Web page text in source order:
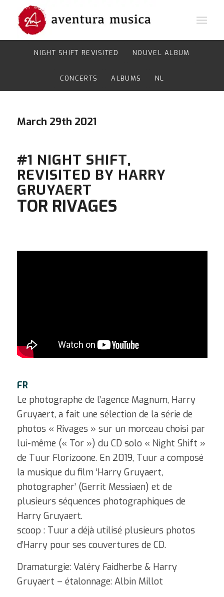
NIGHT SHIFT REVISITED NOUVEL ALBUM
CONCERTS ALBUMS NL
March 29th 2021
#1 NIGHT SHIFT,
REVISITED BY HARRY
GRUYAERT
TOR RIVAGES
FR
Le photographe de l’agence Magnum, Harry
Gruyaert, a fait une sélection de la série de
photos « Rivages » sur un morceau choisi par
lui-même (« Tor ») du CD solo « Night Shift »
de Tuur Florizoone. En 2019, Tuur a composé
la musique du film ‘Harry Gruyaert,
photographer’ (Gerrit Messiaen) et de
plusieurs séquences photographiques de
Harry Gruyaert.
scoop : Tuur a déjà utilisé plusieurs photos
d’Harry pour ses couvertures de CD.
Dramaturgie: Valéry Faidherbe & Harry
Gruyaert – étalonnage: Albin Millot